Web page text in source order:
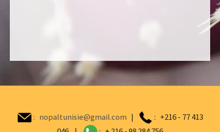
: nopaltunisie@gmail.com |
: +216 - 77 413